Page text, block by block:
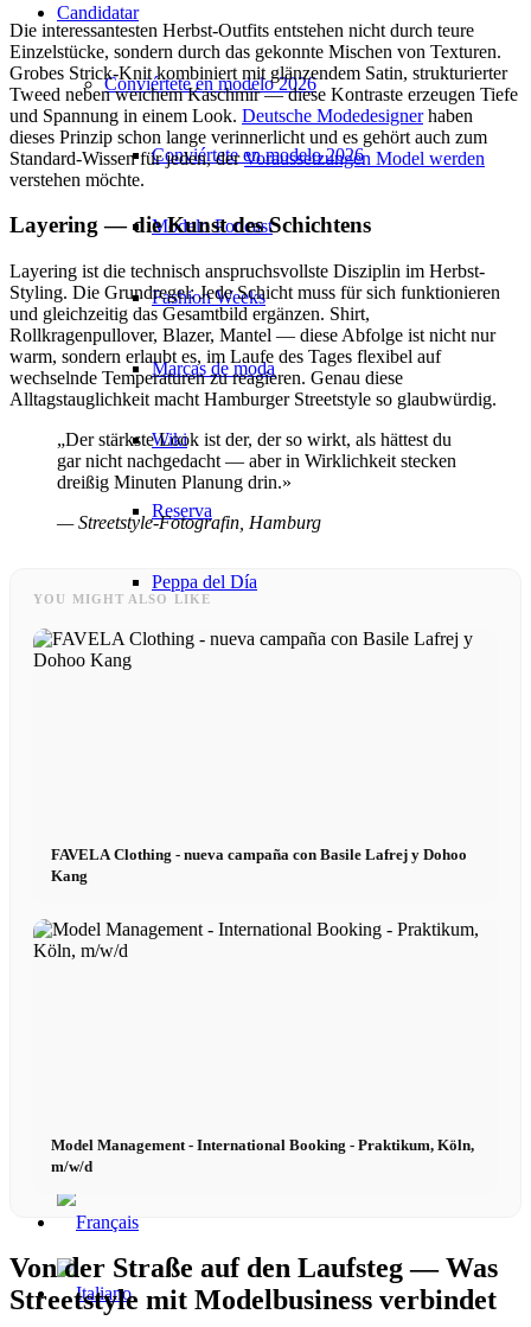
Candidatar
Conviértete en modelo 2026
Conviértete en modelo 2026
Modelo Podcast
Fashion Weeks
Marcas de moda
Wiki
Reserva
Peppa del Día
News
x TikTok
x YouTube
Die interessantesten Herbst-Outfits entstehen nicht durch teure
Einzelstücke, sondern durch das gekonnte Mischen von Texturen.
Grobes Strick-Knit kombiniert mit glänzendem Satin, strukturierter
Tweed neben weichem Kaschmir — diese Kontraste erzeugen Tiefe
und Spannung in einem Look. Deutsche Modedesignerhaben
dieses Prinzip schon lange verinnerlicht und es gehört auch zum
Standard-Wissen für jeden, derVoraussetzungen Model werden
verstehen möchte.
Layering — die Kunst des Schichtens
Layering ist die technisch anspruchsvollste Disziplin im Herbst-
Styling. Die Grundregel: Jede Schicht muss für sich funktionieren
und gleichzeitig das Gesamtbild ergänzen. Shirt,
Rollkragenpullover, Blazer, Mantel — diese Abfolge ist nicht nur
warm, sondern erlaubt es, im Laufe des Tages flexibel auf
wechselnde Temperaturen zu reagieren. Genau diese
Alltagstauglichkeit macht Hamburger Streetstyle so glaubwürdig.
„Der stärkste Look ist der, der so wirkt, als hättest du
gar nicht nachgedacht — aber in Wirklichkeit stecken
dreißig Minuten Planung drin.»
— Streetstyle-Fotografin, Hamburg
YOU MIGHT ALSO LIKE
FAVELA Clothing - nueva campaña con Basile Lafrej y Dohoo
Kang
Model Management - International Booking - Praktikum, Köln,
m/w/d
Von der Straße auf den Laufsteg — Was
Streetstyle mit Modelbusiness verbindet